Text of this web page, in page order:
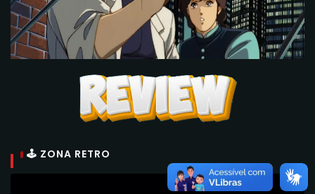
🕹 ZONA RETRO